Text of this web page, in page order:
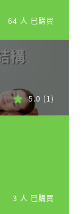
64 人 已購買
5.0 (1)
3 人 已購買